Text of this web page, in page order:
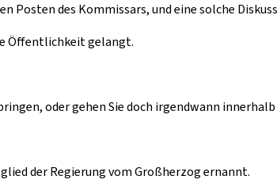
Posten des Kommissars, und eine solche
Öffentlichkeit gelangt.
oder gehen Sie doch irgendwann
der Regierung vom Großherzog ernannt.